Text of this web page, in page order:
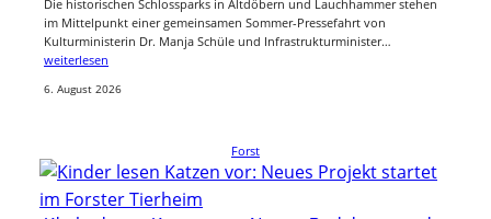
Die historischen Schlossparks in Altdöbern und Lauchhammer stehen
im Mittelpunkt einer gemeinsamen Sommer-Pressefahrt von
Kulturministerin Dr. Manja Schüle und Infrastrukturminister…
weiterlesen
6. August 2026
Forst